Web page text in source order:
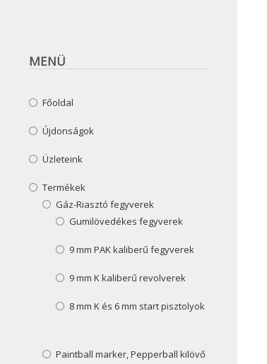
MENÜ
Főoldal
Újdonságok
Üzleteink
Termékek
Gáz-Riasztó fegyverek
Gumilövedékes fegyverek
9 mm PAK kaliberű fegyverek
9 mm K kaliberű revolverek
8 mm K és 6 mm start pisztolyok
Paintball marker, Pepperball kilövő